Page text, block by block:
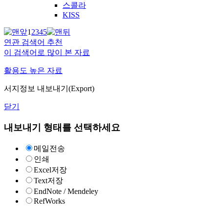
스콜라
KISS
12345
연관 검색어 추천
이 검색어로 많이 본 자료
활용도 높은 자료
서지정보 내보내기(Export)
닫기
내보내기 형태를 선택하세요
메일전송
인쇄
Excel저장
Text저장
EndNote / Mendeley
RefWorks